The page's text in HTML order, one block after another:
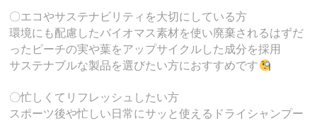
〇エコやサステナビリティを大切にしている方
環境にも配慮したバイオマス素材を使い廃棄されるはずだ
ったピーチの実や葉をアップサイクルした成分を採用
サステナブルな製品を選びたい方におすすめです
〇忙しくてリフレッシュしたい方
スポーツ後や忙しい日常にサッと使えるドライシャンプー